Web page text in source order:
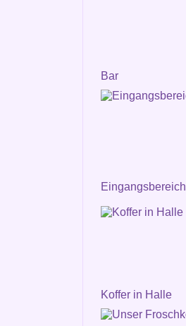
Bar
Eingangsbereich
Koffer in Halle